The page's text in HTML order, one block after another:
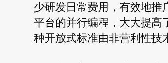
少研发日常费用，有效地推
平台的并行编程，大大提高
种开放式标准由非营利性技